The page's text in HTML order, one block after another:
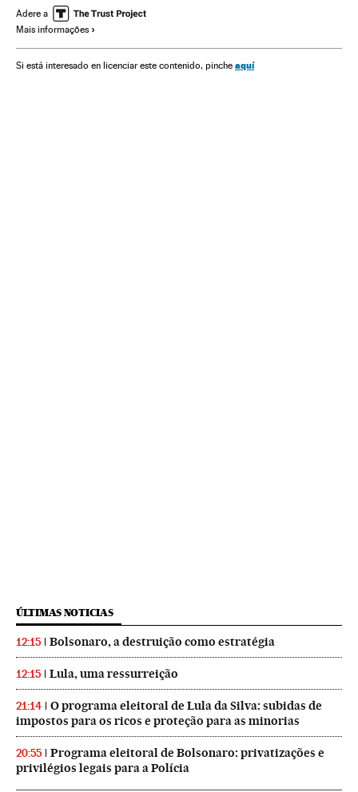
Ministério Saúde Tóquio
Jogos Olímpicos
Adere a
Mais informações
Si está interesado en licenciar este contenido, pinche aquí
ÚLTIMAS NOTICIAS
12:15 Bolsonaro, a destruição como estratégia
12:15 Lula, uma ressurreição
21:14
O programa eleitoral de Lula da Silva: subidas de
impostos para os ricos e proteção para as minorias
20:55
Programa eleitoral de Bolsonaro: privatizações e
privilégios legais para a Polícia